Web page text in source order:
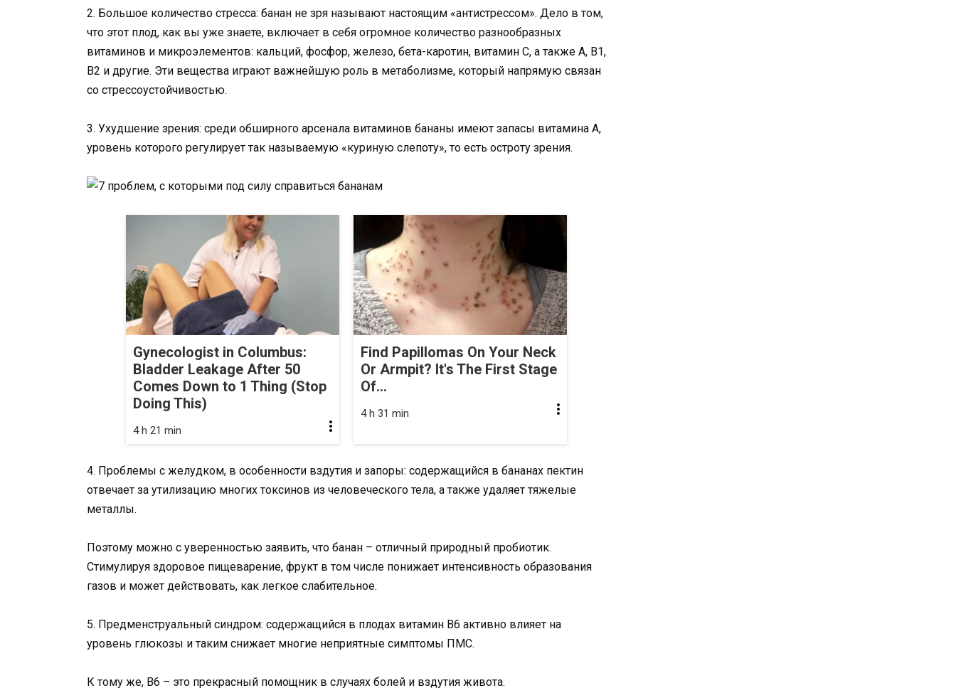
2. Большое количество стресса: банан не зря называют настоящим «антистрессом». Дело в том,
что этот плод, как вы уже знаете, включает в себя огромное количество разнообразных
витаминов и микроэлементов: кальций, фосфор, железо, бета-каротин, витамин С, а также А, В1,
В2 и другие. Эти вещества играют важнейшую роль в метаболизме, который напрямую связан
со стрессоустойчивостью.
3. Ухудшение зрения: среди обширного арсенала витаминов бананы имеют запасы витамина А,
уровень которого регулирует так называемую «куриную слепоту», то есть остроту зрения.
Gynecologist in Columbus:
Bladder Leakage After 50
Comes Down to 1 Thing (Stop
Doing This)
4 h 21 min
Find Papillomas On Your Neck
Or Armpit? It's The First Stage
Of...
4 h 31 min
4. Проблемы с желудком, в особенности вздутия и запоры: содержащийся в бананах пектин
отвечает за утилизацию многих токсинов из человеческого тела, а также удаляет тяжелые
металлы.
Поэтому можно с уверенностью заявить, что банан – отличный природный пробиотик.
Стимулируя здоровое пищеварение, фрукт в том числе понижает интенсивность образования
газов и может действовать, как легкое слабительное.
5. Предменструальный синдром: содержащийся в плодах витамин В6 активно влияет на
уровень глюкозы и таким снижает многие неприятные симптомы ПМС.
К тому же, В6 – это прекрасный помощник в случаях болей и вздутия живота.